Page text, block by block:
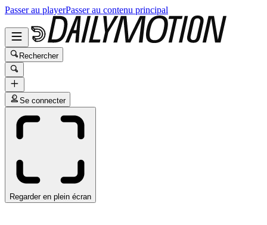
Passer au playerPasser au contenu principal
Rechercher
Se connecter
Regarder en plein écran